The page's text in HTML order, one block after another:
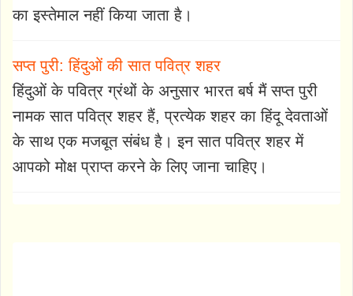
का इस्तेमाल नहीं किया जाता है।
सप्त पुरी: हिंदुओं की सात पवित्र शहर
हिंदुओं के पवित्र ग्रंथों के अनुसार भारत बर्ष मैं सप्त पुरी
नामक सात पवित्र शहर हैं, प्रत्येक शहर का हिंदू देवताओं
के साथ एक मजबूत संबंध है। इन सात पवित्र शहर में
आपको मोक्ष प्राप्त करने के लिए जाना चाहिए।